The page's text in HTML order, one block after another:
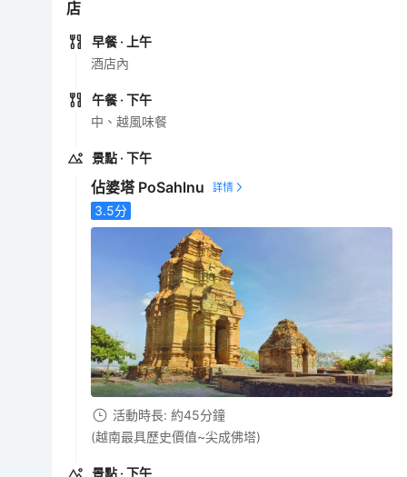
店
早餐 · 上午
酒店內
午餐 · 下午
中、越風味餐
景點 · 下午
佔婆塔 PoSahlnu
3.5分
活動時長: 約45分鐘
(越南最具歷史價值~尖成佛塔)
景點 · 下午